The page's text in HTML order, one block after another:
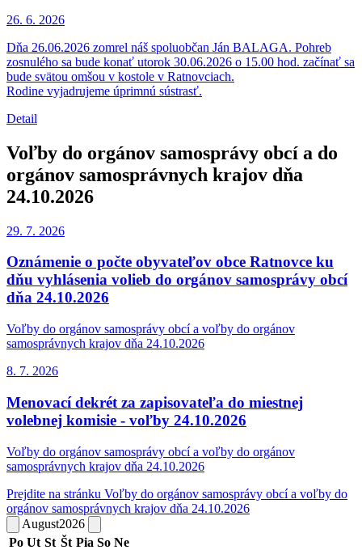
26. 6. 2026
Dňa 26.06.2026 zomrel náš spoluobčan Ján BALAGA. Pohreb
zosnulého sa bude konať utorok 30.06.2026 o 15.00 hod. začínať sa
bude svätou omšou v kostole v Ratnovciach.
Rodine vyjadrujeme úprimnú sústrasť.
Detail
Voľby do orgánov samosprávy obcí a do
orgánov samosprávnych krajov dňa
24.10.2026
29. 7. 2026
Oznámenie o počte obyvateľov obce Ratnovce ku
dňu vyhlásenia volieb do orgánov samosprávy obcí
dňa 24.10.2026
Voľby do orgánov samosprávy obcí a voľby do orgánov
samosprávnych krajov dňa 24.10.2026
8. 7. 2026
Menovací dekrét za zapisovateľa do miestnej
volebnej komisie - voľby 24.10.2026
Voľby do orgánov samosprávy obcí a voľby do orgánov
samosprávnych krajov dňa 24.10.2026
Prejdite na stránku Voľby do orgánov samosprávy obcí a voľby do
orgánov samosprávnych krajov dňa 24.10.2026
August2026
Po Ut St Št Pia So Ne